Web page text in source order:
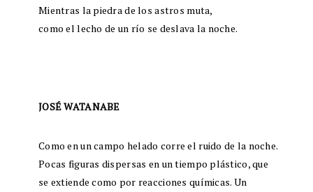
Mientras la piedra de los astros muta,
como el lecho de un río se deslava la noche.
JOSÉ WATANABE
Como en un campo helado corre el ruido de la noche.
Pocas figuras dispersas en un tiempo plástico, que
se extiende como por reacciones químicas. Un